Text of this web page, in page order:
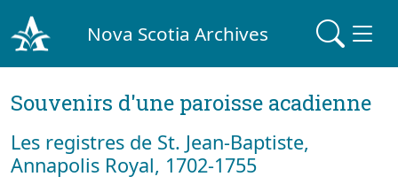
Nova Scotia Archives
Souvenirs d'une paroisse acadienne
Les registres de St. Jean-Baptiste,
Annapolis Royal, 1702-1755